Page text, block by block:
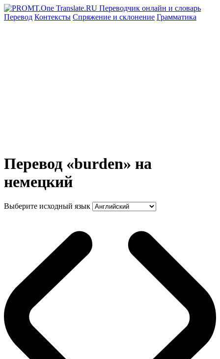
Перевод Контексты Спряжение и склонение Грамматика
Перевод «burden» на
немецкий
Выберите исходный язык